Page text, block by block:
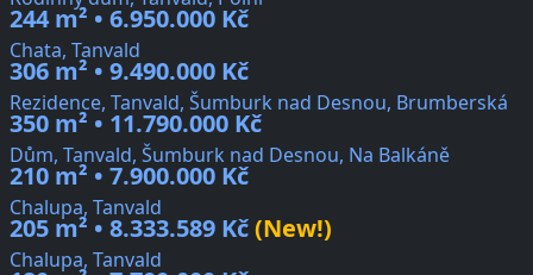
244 m² • 6.950.000 Kč
Chata, Tanvald
306 m² • 9.490.000 Kč
Rezidence, Tanvald, Šumburk nad Desnou, Brumberská
350 m² • 11.790.000 Kč
Dům, Tanvald, Šumburk nad Desnou, Na Balkáně
210 m² • 7.900.000 Kč
Chalupa, Tanvald
205 m² • 8.333.589 Kč(New!)
Chalupa, Tanvald